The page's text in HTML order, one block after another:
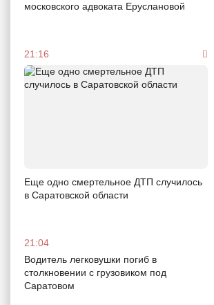
московского адвоката Еруслановой
21:16
Еще одно смертельное ДТП случилось
в Саратовской области
21:04
Водитель легковушки погиб в
столкновении с грузовиком под
Саратовом